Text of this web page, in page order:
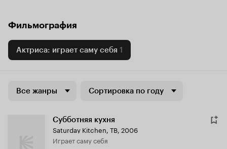
Фильмография
Актриса: играет саму себя 1
Все жанры Сортировка по году
Субботняя кухня
Saturday Kitchen, ТВ, 2006
играет саму себя